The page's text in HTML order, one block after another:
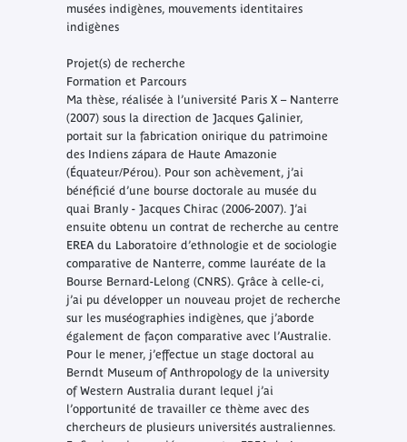
musées indigènes, mouvements identitaires
indigènes
Projet(s) de recherche
Formation et Parcours
Ma thèse, réalisée à l’université Paris X – Nanterre
(2007) sous la direction de Jacques Galinier,
portait sur la fabrication onirique du patrimoine
des Indiens zápara de Haute Amazonie
(Équateur/Pérou). Pour son achèvement, j’ai
bénéficié d’une bourse doctorale au musée du
quai Branly - Jacques Chirac (2006-2007). J’ai
ensuite obtenu un contrat de recherche au centre
EREA du Laboratoire d’ethnologie et de sociologie
comparative de Nanterre, comme lauréate de la
Bourse Bernard-Lelong (CNRS). Grâce à celle-ci,
j’ai pu développer un nouveau projet de recherche
sur les muséographies indigènes, que j’aborde
également de façon comparative avec l’Australie.
Pour le mener, j’effectue un stage doctoral au
Berndt Museum of Anthropology de la university
of Western Australia durant lequel j’ai
l’opportunité de travailler ce thème avec des
chercheurs de plusieurs universités australiennes.